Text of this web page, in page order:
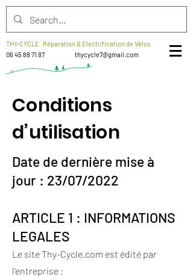
THY-CYCLE Réparation & Electrification de Vélos
06 45 88 71 87
thycycle7@gmail.com
Conditions
d’utilisation
Date de dernière mise à
jour : 23/07/2022
ARTICLE 1 : INFORMATIONS
LEGALES
Le site Thy-Cycle.com est édité par
l'entreprise :